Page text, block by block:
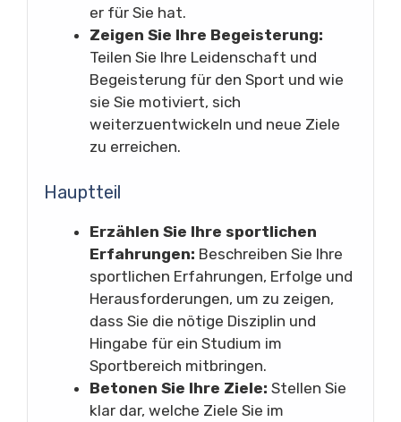
er für Sie hat.
Zeigen Sie Ihre Begeisterung:
Teilen Sie Ihre Leidenschaft und
Begeisterung für den Sport und wie
sie Sie motiviert, sich
weiterzuentwickeln und neue Ziele
zu erreichen.
Hauptteil
Erzählen Sie Ihre sportlichen
Erfahrungen: Beschreiben Sie Ihre
sportlichen Erfahrungen, Erfolge und
Herausforderungen, um zu zeigen,
dass Sie die nötige Disziplin und
Hingabe für ein Studium im
Sportbereich mitbringen.
Betonen Sie Ihre Ziele: Stellen Sie
klar dar, welche Ziele Sie im